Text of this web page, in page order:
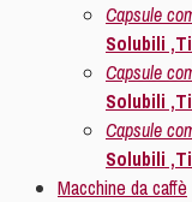
Capsule
Solubili
Capsule
Solubili
Capsule
Solubili
Macchine da caffè